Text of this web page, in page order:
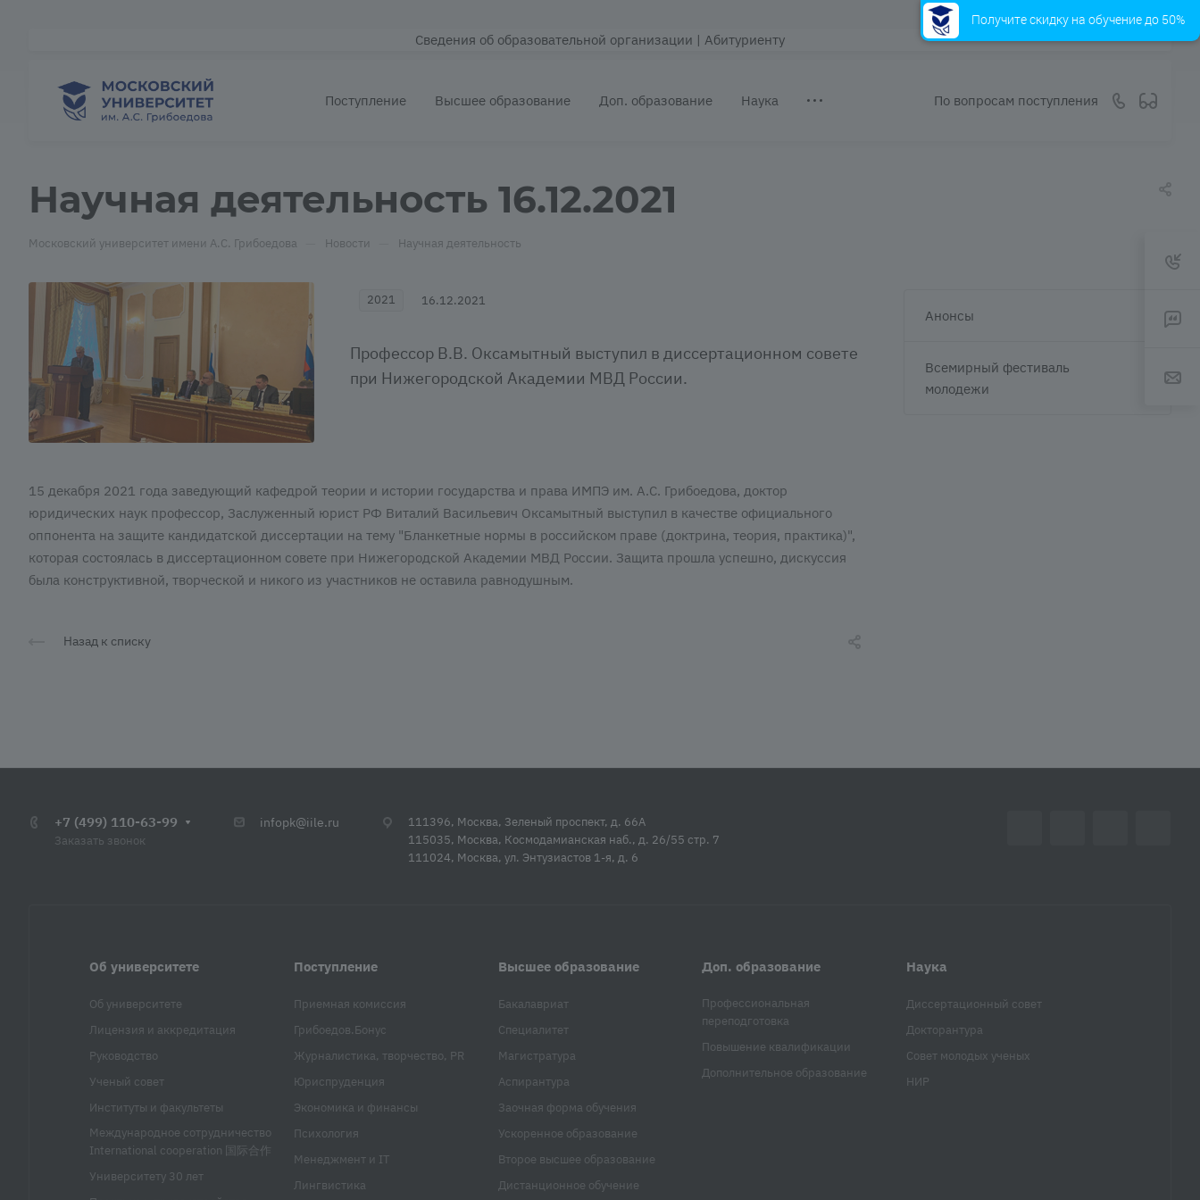
Сведения об образовательной организации | Абитуриенту
Поступление Высшее образование Доп. образование Наука По вопросам поступления
Научная деятельность 16.12.2021
Московский университет имени А.С. Грибоедова Новости Научная деятельность
2021 16.12.2021
Профессор В.В. Оксамытный выступил в диссертационном совете
при Нижегородской Академии МВД России.
15 декабря 2021 года заведующий кафедрой теории и истории государства и права ИМПЭ им. А.С. Грибоедова, доктор
юридических наук профессор, Заслуженный юрист РФ Виталий Васильевич Оксамытный выступил в качестве официального
оппонента на защите кандидатской диссертации на тему "Бланкетные нормы в российском праве (доктрина, теория, практика)",
которая состоялась в диссертационном совете при Нижегородской Академии МВД России. Защита прошла успешно, дискуссия
была конструктивной, творческой и никого из участников не оставила равнодушным.
Назад к списку
Анонсы
Всемирный фестиваль
молодежи
+7 (499) 110-63-99
Заказать звонок
infopk@iile.ru
111396, Москва, Зеленый проспект, д. 66А
115035, Москва, Космодамианская наб., д. 26/55 стр. 7
111024, Москва, ул. Энтузиастов 1-я, д. 6
Об университете
Об университете
Лицензия и аккредитация
Руководство
Ученый совет
Институты и факультеты
Международное сотрудничество
International cooperation 国际合作
Университету 30 лет
Поступление
Приемная комиссия
Грибоедов.Бонус
Журналистика, творчество, PR
Юриспруденция
Экономика и финансы
Психология
Менеджмент и IT
Лингвистика
Высшее образование
Бакалавриат
Специалитет
Магистратура
Аспирантура
Заочная форма обучения
Ускоренное образование
Второе высшее образование
Дистанционное обучение
Доп. образование
Профессиональная
переподготовка
Повышение квалификации
Дополнительное образование
Наука
Диссертационный совет
Докторантура
Совет молодых ученых
НИР
Получите скидку на обучение до 50%